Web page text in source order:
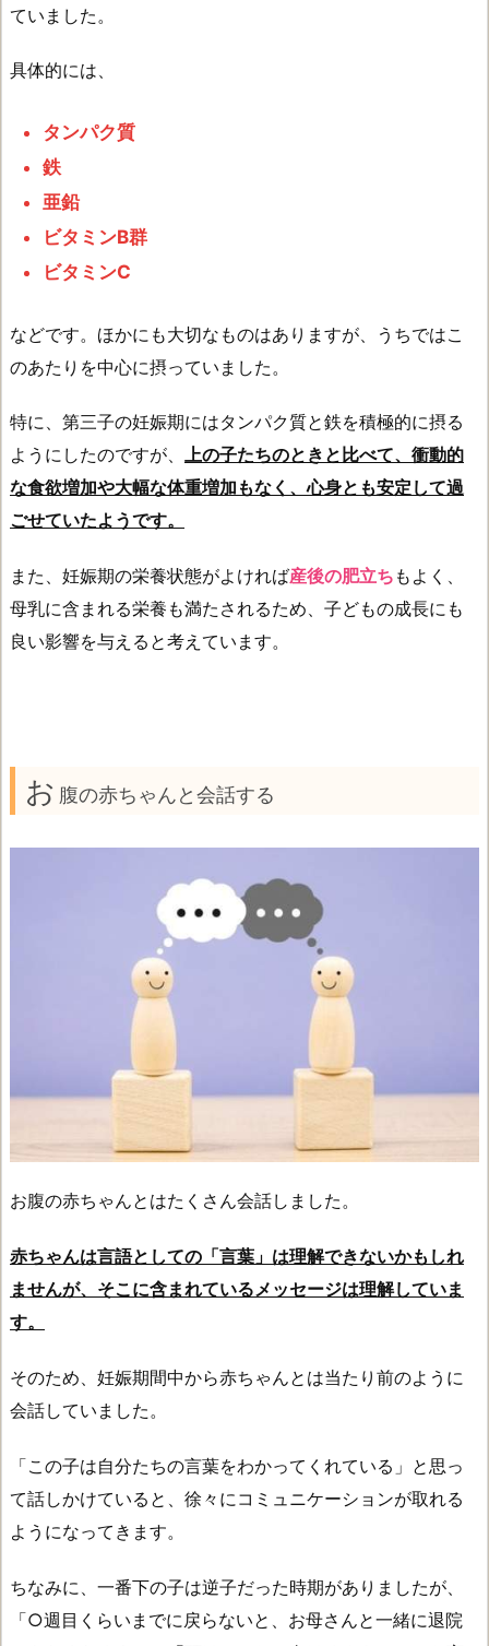
ていました。
具体的には、
タンパク質
鉄
亜鉛
ビタミンB群
ビタミンC
などです。ほかにも大切なものはありますが、うちではこ
のあたりを中心に摂っていました。
特に、第三子の妊娠期にはタンパク質と鉄を積極的に摂る
ようにしたのですが、 上の子たちのときと比べて、衝動的
な食欲増加や大幅な体重増加もなく、心身とも安定して過
ごせていたようです。
また、妊娠期の栄養状態がよければ産後の肥立ち もよく、
母乳に含まれる栄養も満たされるため、子どもの成長にも
良い影響を与えると考えています。
お 腹の赤ちゃんと会話する
お腹の赤ちゃんとはたくさん会話しました。
赤ちゃんは言語としての「言葉」は理解できないかもしれ
ませんが、そこに含まれているメッセージは理解していま
す。
そのため、妊娠期間中から赤ちゃんとは当たり前のように
会話していました。
「この子は自分たちの言葉をわかってくれている」と思っ
て話しかけていると、徐々にコミュニケーションが取れる
ようになってきます。
ちなみに、一番下の子は逆子だった時期がありましたが、
「○週目くらいまでに戻らないと、お母さんと一緒に退院